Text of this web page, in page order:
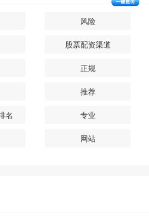
风险
股票配资渠道
正规
推荐
名 专业
网站